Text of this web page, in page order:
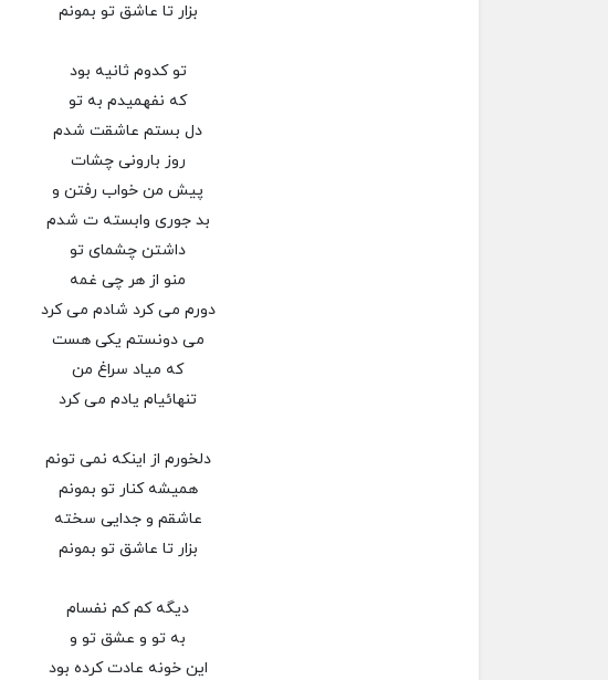
بزار تا عاشق تو بمونم
تو کدوم ثانیه بود
که نفهمیدم به تو
دل بستم عاشقت شدم
روز بارونی چشات
پیش من خواب رفتن و
بد جوری وابسته ت شدم
داشتن چشمای تو
منو از هر چی غمه
دورم می کرد شادم می کرد
می دونستم یکی هست
که میاد سراغ من
تنهائیام یادم می کرد
دلخورم از اینکه نمی تونم
همیشه کنار تو بمونم
عاشقم و جدایی سخته
بزار تا عاشق تو بمونم
دیگه کم کم نفسام
به تو و عشق تو و
این خونه عادت کرده بود